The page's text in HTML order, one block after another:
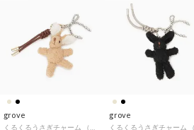
grove grove